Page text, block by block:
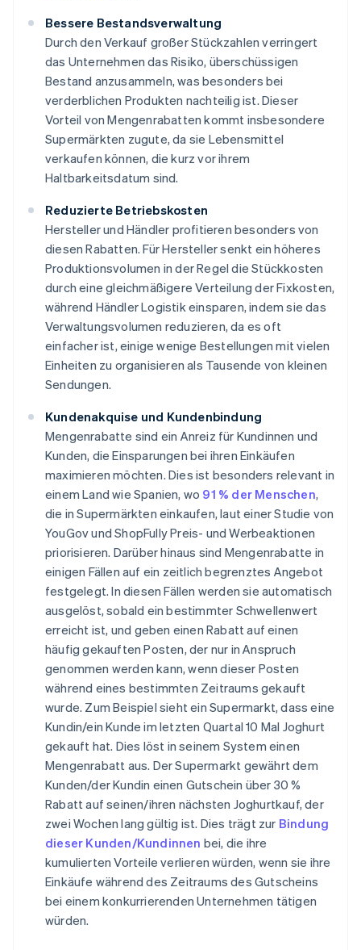
Bessere Bestandsverwaltung
Durch den Verkauf großer Stückzahlen verringert
das Unternehmen das Risiko, überschüssigen
Bestand anzusammeln, was besonders bei
verderblichen Produkten nachteilig ist. Dieser
Vorteil von Mengenrabatten kommt insbesondere
Supermärkten zugute, da sie Lebensmittel
verkaufen können, die kurz vor ihrem
Haltbarkeitsdatum sind.
Reduzierte Betriebskosten
Hersteller und Händler profitieren besonders von
diesen Rabatten. Für Hersteller senkt ein höheres
Produktionsvolumen in der Regel die Stückkosten
durch eine gleichmäßigere Verteilung der Fixkosten,
während Händler Logistik einsparen, indem sie das
Verwaltungsvolumen reduzieren, da es oft
einfacher ist, einige wenige Bestellungen mit vielen
Einheiten zu organisieren als Tausende von kleinen
Sendungen.
Kundenakquise und Kundenbindung
Mengenrabatte sind ein Anreiz für Kundinnen und
Kunden, die Einsparungen bei ihren Einkäufen
maximieren möchten. Dies ist besonders relevant in
einem Land wie Spanien, wo 91 % der Menschen,
die in Supermärkten einkaufen, laut einer Studie von
YouGov und ShopFully Preis- und Werbeaktionen
priorisieren. Darüber hinaus sind Mengenrabatte in
einigen Fällen auf ein zeitlich begrenztes Angebot
festgelegt. In diesen Fällen werden sie automatisch
ausgelöst, sobald ein bestimmter Schwellenwert
erreicht ist, und geben einen Rabatt auf einen
häufig gekauften Posten, der nur in Anspruch
genommen werden kann, wenn dieser Posten
während eines bestimmten Zeitraums gekauft
wurde. Zum Beispiel sieht ein Supermarkt, dass eine
Kundin/ein Kunde im letzten Quartal 10 Mal Joghurt
gekauft hat. Dies löst in seinem System einen
Mengenrabatt aus. Der Supermarkt gewährt dem
Kunden/der Kundin einen Gutschein über 30 %
Rabatt auf seinen/ihren nächsten Joghurtkauf, der
zwei Wochen lang gültig ist. Dies trägt zur Bindung
dieser Kunden/Kundinnen bei, die ihre
kumulierten Vorteile verlieren würden, wenn sie ihre
Einkäufe während des Zeitraums des Gutscheins
bei einem konkurrierenden Unternehmen tätigen
würden.